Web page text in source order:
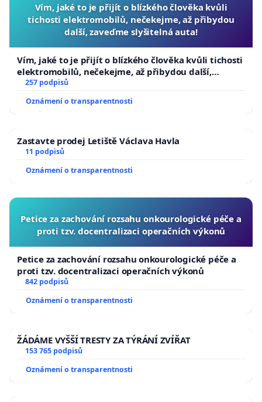
Vím, jaké to je přijít o blízkého člověka kvůli
tichosti elektromobilů, nečekejme, až přibydou
další, zaveďme slyšitelná auta!
Vím, jaké to je přijít o blízkého člověka kvůli tichosti
elektromobilů, nečekejme, až přibydou další,
zaveďme slyšitelná auta!
257 podpisů
Oznámení o transparentnosti
Zastavte prodej Letiště Václava Havla
11 podpisů
Oznámení o transparentnosti
Petice za zachování rozsahu onkourologické péče a
proti tzv. docentralizaci operačních výkonů
Petice za zachování rozsahu onkourologické péče a
proti tzv. docentralizaci operačních výkonů
842 podpisů
Oznámení o transparentnosti
ŽÁDÁME VYŠŠÍ TRESTY ZA TÝRÁNÍ ZVÍŘAT
153 765 podpisů
Oznámení o transparentnosti